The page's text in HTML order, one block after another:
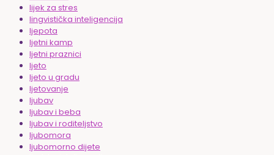
lijek za stres
lingvistička inteligencija
ljepota
ljetni kamp
ljetni praznici
ljeto
ljeto u gradu
ljetovanje
ljubav
ljubav i beba
ljubav i roditeljstvo
ljubomora
ljubomorno dijete